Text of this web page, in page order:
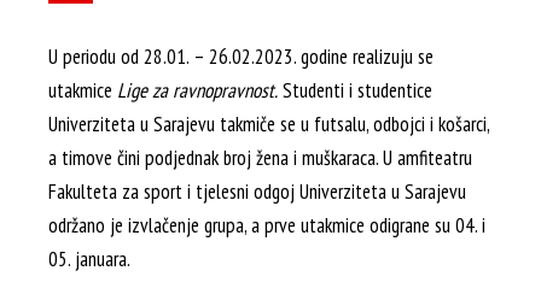
U periodu od 28.01. – 26.02.2023. godine realizuju se
utakmice Lige za ravnopravnost.Studenti i studentice
Univerziteta u Sarajevu takmiče se u futsalu, odbojci i košarci,
a timove čini podjednak broj žena i muškaraca. U amfiteatru
Fakulteta za sport i tjelesni odgoj Univerziteta u Sarajevu
održano je izvlačenje grupa, a prve utakmice odigrane su 04. i
05. januara.